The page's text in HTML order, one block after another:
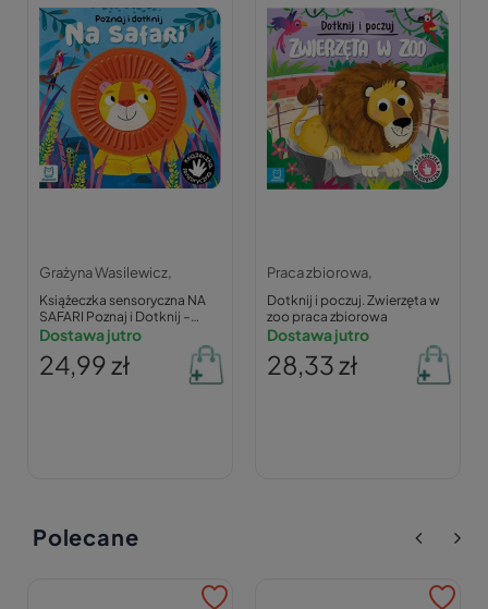
Grażyna Wasilewicz,
Książeczka sensoryczna NA
SAFARI Poznaj i Dotknij –
Wasilewicz 0+
Dostawa jutro
24,99 zł
Praca zbiorowa,
Dotknij i poczuj. Zwierzęta w
zoo praca zbiorowa
Dostawa jutro
28,33 zł
Polecane